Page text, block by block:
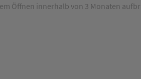
Öffnen innerhalb von 3 Monaten